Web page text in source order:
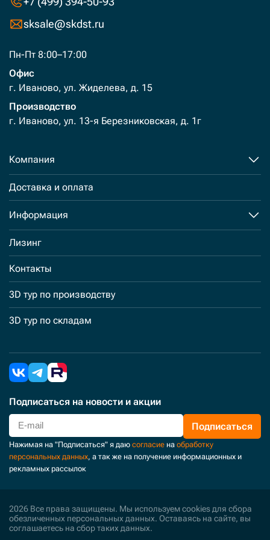
sksale@skdst.ru
Пн-Пт 8:00–17:00
Офис
г. Иваново, ул. Жиделева, д. 15
Производство
г. Иваново, ул. 13-я Березниковская, д. 1г
Компания
Доставка и оплата
Информация
Лизинг
Контакты
3D тур по производству
3D тур по складам
Подписаться на новости и акции
Подписаться
Нажимая на "Подписаться" я даю согласие на обработку
персональных данных, а так же на получение информационных и
рекламных рассылок
2026 Все права защищены. Мы используем cookies для сбора
обезличенных персональных данных. Оставаясь на сайте, вы
соглашаетесь на сбор таких данных.